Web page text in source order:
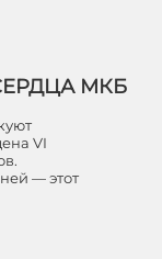
МКБ
VI
— этот